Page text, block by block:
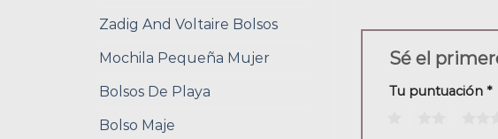
Zadig And Voltaire Bolsos
Mochila Pequeña Mujer
Bolsos De Playa
Bolso Maje
Sé el
Tu puntuación *